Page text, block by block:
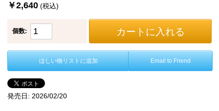
￥2,640 (税込)
個数: カートに入れる
ほしい物リストに追加 Email to Friend
発売日: 2026/02/20